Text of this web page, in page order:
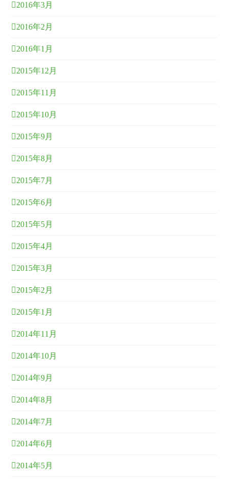
2016年3月
2016年2月
2016年1月
2015年12月
2015年11月
2015年10月
2015年9月
2015年8月
2015年7月
2015年6月
2015年5月
2015年4月
2015年3月
2015年2月
2015年1月
2014年11月
2014年10月
2014年9月
2014年8月
2014年7月
2014年6月
2014年5月